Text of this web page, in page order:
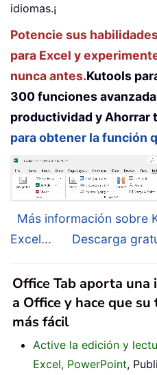
idiomas.¡
Potencie sus
para Excel y
nunca antes.Kutools
300 funciones
productividad y Ahorrar
para obtener la función
Más información sobre
Excel...
Descarga
Office Tab aporta
a Office y hace que
más fácil
Active la edición y
Excel, PowerPoint,